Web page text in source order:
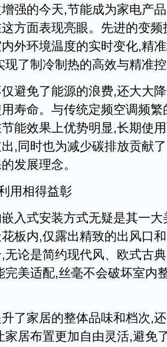
强的今天,节能成为家电产
方面表现亮眼。先进的变
外环境温度的实时变化,精
现了制冷制热的高效与精准
避免了能源的浪费,还大大
寿命。与传统定频空调频
能效果上优势明显,长期使
,同时也为减少碳排放贡献
发展理念。
用相得益彰
入式安装方式无疑是其一
板内,仅露出精致的出风口
无论是简约现代风、欧式古
完美适配,丝毫不会破坏室内
了家居的整体品味和档次,
家居布置更加自由灵活,避免